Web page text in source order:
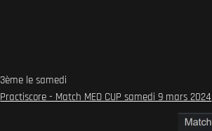
3ème le samedi
Practiscore - Match MED CUP samedi 9 mars 2024